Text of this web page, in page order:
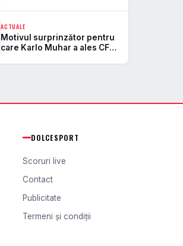
Daniel Pancu: ‘Este Locul Său
Aici!’ Descoperă De Ce!
ACTUALE
Motivul surprinzător pentru
care Karlo Muhar a ales CFR
DOLCESPORT
Scoruri live
Contact
Publicitate
Termeni și condiții